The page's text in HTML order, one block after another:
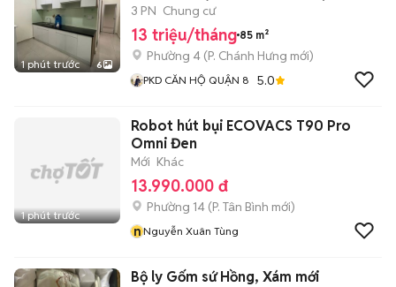
1 phút trước 6
3 PN Chung cư
13 triệu/tháng 85 m²
Phường 4 (P. Chánh Hưng mới)
PKD CĂN HỘ QUẬN 8 5.0
1 phút trước
Robot hút bụi ECOVACS T90 Pro
Omni Đen
Mới Khác
13.990.000 đ
Phường 14 (P. Tân Bình mới)
nNguyễn Xuân Tùng
Bộ ly Gốm sứ Hồng, Xám mới